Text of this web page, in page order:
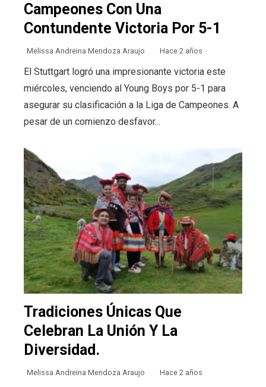
Campeones Con Una
Contundente Victoria Por 5-1
Melissa Andreina Mendoza Araujo Hace 2 años
El Stuttgart logró una impresionante victoria este
miércoles, venciendo al Young Boys por 5-1 para
asegurar su clasificación a la Liga de Campeones. A
pesar de un comienzo desfavor...
Tradiciones Únicas Que
Celebran La Unión Y La
Diversidad.
Melissa Andreina Mendoza Araujo Hace 2 años